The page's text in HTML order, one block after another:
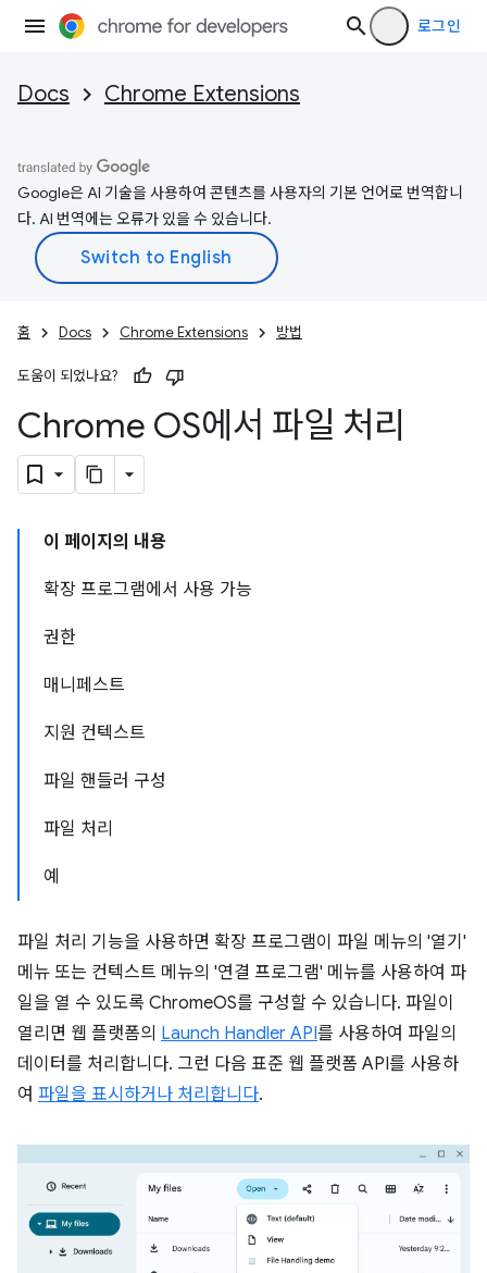
로그인
Docs Chrome Extensions
Google은 AI 기술을 사용하여 콘텐츠를 사용자의 기본 언어로 번역합니
다. AI 번역에는 오류가 있을 수 있습니다.
홈 Docs Chrome Extensions 방법
도움이 되었나요?
Chrome OS에서 파일 처리
이 페이지의 내용
확장 프로그램에서 사용 가능
권한
매니페스트
지원 컨텍스트
파일 핸들러 구성
파일 처리
예
파일 처리 기능을 사용하면 확장 프로그램이 파일 메뉴의 '열기'
메뉴 또는 컨텍스트 메뉴의 '연결 프로그램' 메뉴를 사용하여 파
일을 열 수 있도록 ChromeOS를 구성할 수 있습니다. 파일이
열리면 웹 플랫폼의 Launch Handler API를 사용하여 파일의
데이터를 처리합니다. 그런 다음 표준 웹 플랫폼 API를 사용하
여 파일을 표시하거나 처리합니다.